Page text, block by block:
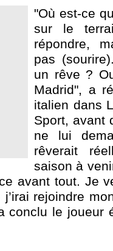
"Où est-ce
sur le
répondre,
pas
un rêve ?
Madrid", a
italien dans
Sport, avant
ne lui
rêverait
saison à
avant tout. Je
rejoindre
conclu le joueur